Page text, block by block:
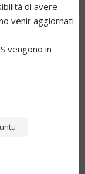
di avere
venir aggiornati
vengono in